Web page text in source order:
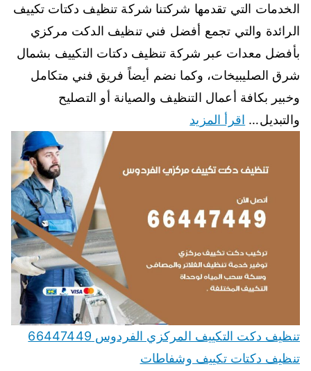
الخدمات التي تقدمها شركتنا شركة تنظيف دكتات تكييف
الرائدة والتي تجمع أفضل فني تنظيف الدكت مركزي
بأفضل معدات عبر شركة تنظيف دكتات التكييف بشمال
شرق الصليبيخات، وكما نضم أيضاً فريق فني متكامل
وخبير بكافة أعمال التنظيف والصيانة أو التصليح
والتبديل… اقرأ المزيد
تنظيف دكت التكييف المركزي الفردوس 66447449
تنظيف دكتات تكييف وشفاطات